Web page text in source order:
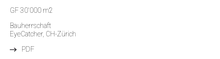
GF 30'000 m2
Bauherrschaft
EyeCatcher, CH-Zürich
PDF